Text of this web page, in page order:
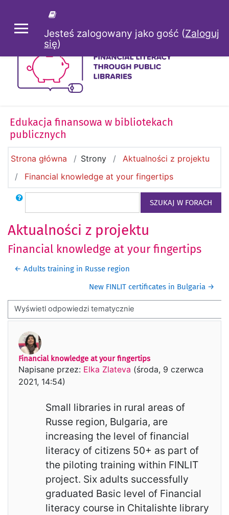
PANEL BOCZNYJesteś zalogowany jako gość (Zaloguj
się)
Edukacja finansowa w bibliotekach
publicznych
Strona główna Strony
Aktualności z projektu
Financial knowledge at your fingertips
Szukaj SZUKAJ W FORACH
Aktualności z projektu
Financial knowledge at your fingertips
← Adults training in Russe region
New FINLIT certificates in Bulgaria →
Sposób wyświetlania
Financial knowledge at your fingertips
Napisane przez: Elka Zlateva (środa, 9 czerwca
2021, 14:54)
Liczba odpowiedzi: 0
Small libraries in rural areas of
Russe region, Bulgaria, are
increasing the level of financial
literacy of citizens 50+ as part of
the piloting training within FINLIT
project. Six adults successfully
graduated Basic level of Financial
literacy course in Chitalishte library